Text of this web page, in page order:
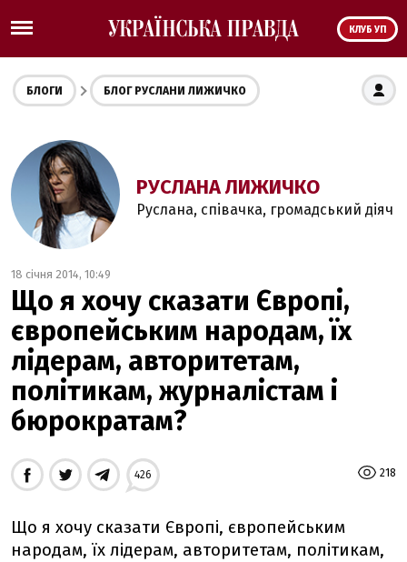
КЛУБ УП
БЛОГИ БЛОГ РУСЛАНИ ЛИЖИЧКО
РУСЛАНА ЛИЖИЧКО
Руслана, співачка, громадський діяч
18 січня 2014, 10:49
Що я хочу сказати Європі,
європейським народам, їх
лідерам, авторитетам,
політикам, журналістам і
бюрократам?
218
426
Що я хочу сказати Європі, європейським
народам, їх лідерам, авторитетам, політикам,